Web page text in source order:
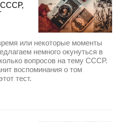
СССР,
или некоторые моменты
немного окунуться в
вопросов на тему СССР.
воспоминания о том
тест.